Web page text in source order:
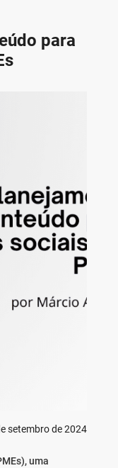
para
setembro de 2024
uma